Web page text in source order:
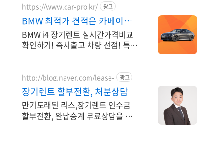
https://www.car-pro.kr/ 광고
BMW 최적가 견적은 카베이
BMW 특가차량 무료견적
BMW i4 장기렌트 실시간가격비교
확인하기! 즉시출고 차량 선점! 특가
출고 선점하세요.
http://blog.naver.com/lease- 광고
장기렌트 할부전환, 처분상담
만기도래된 리스,장기렌트 인수금
할부전환, 완납승계 무료상담을 통